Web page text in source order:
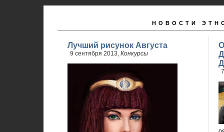
НОВОСТИ
Лучший рисунок Августа
9 сентября 2013, Конкурсы